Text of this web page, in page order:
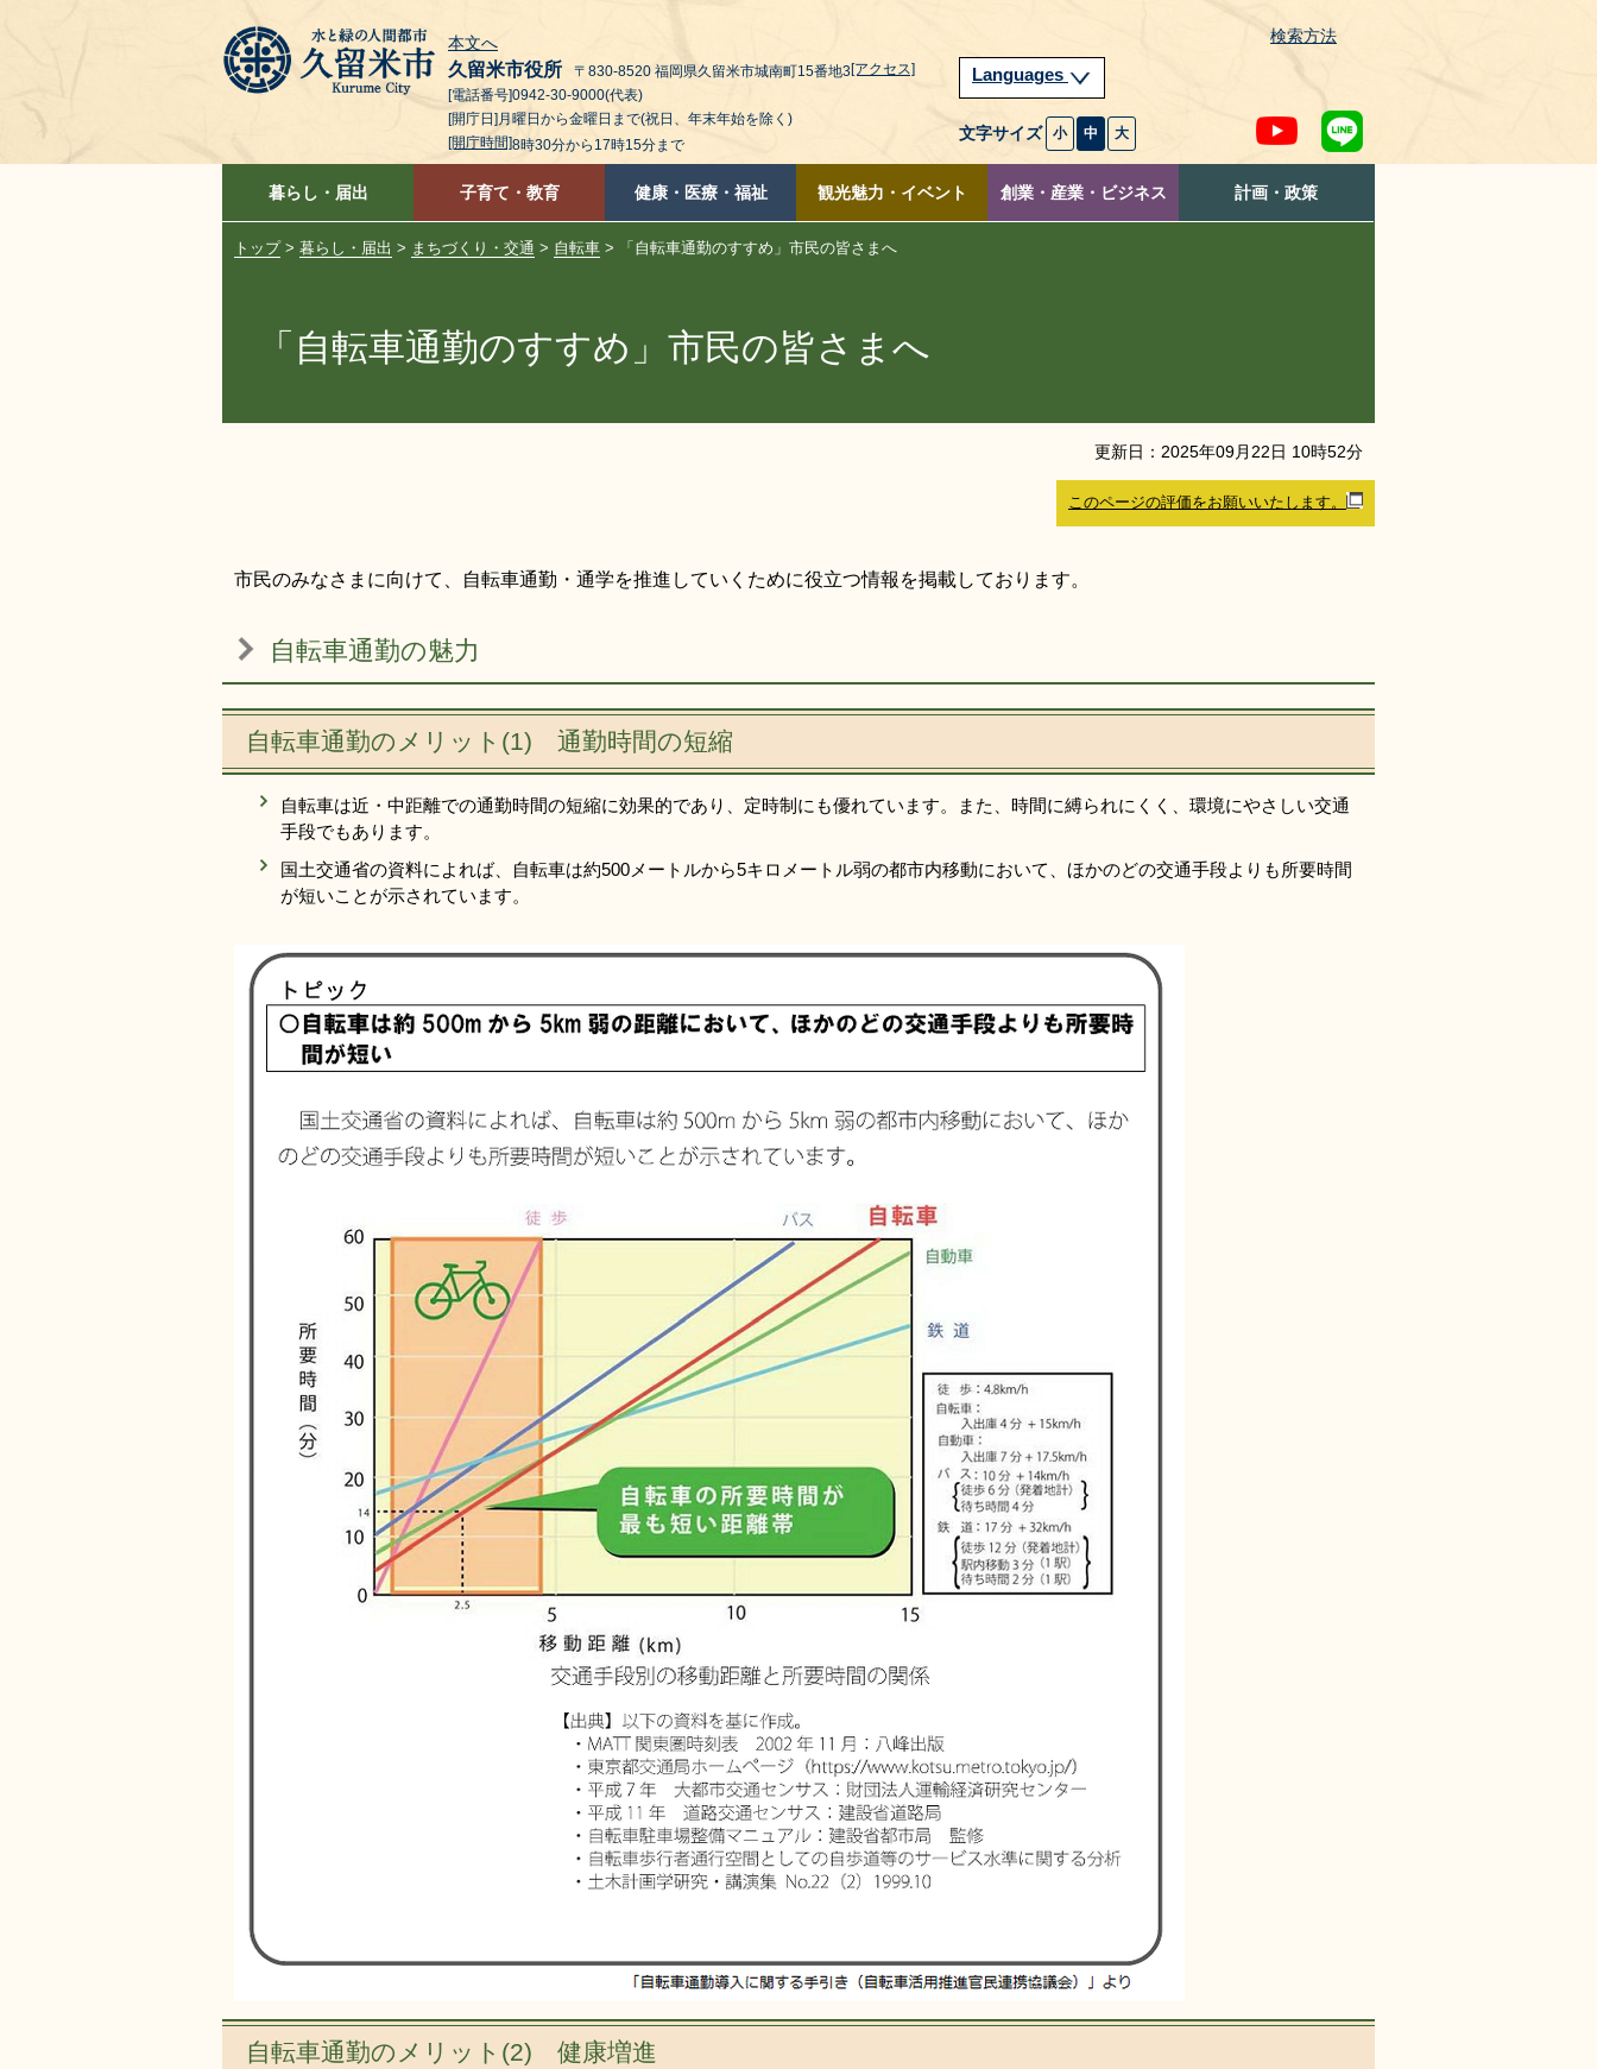
本文へ 検索方法
久留米市役所 〒830-8520 福岡県久留米市城南町15番地3[アクセス]
[電話番号]0942-30-9000(代表)
[開庁日]月曜日から金曜日まで(祝日、年末年始を除く)
[開庁時間]8時30分から17時15分まで
Languages
文字サイズ 小 中 大
暮らし・届出 子育て・教育 健康・医療・福祉 観光魅力・イベント 創業・産業・ビジネス 計画・政策
トップ> 暮らし・届出 > まちづくり・交通 > 自転車 > 「自転車通勤のすすめ」市民の皆さまへ
「自転車通勤のすすめ」市民の皆さまへ
更新日： 2025年09月 22日 10時52分
このページの評価をお願いいたします。
市民のみなさまに向けて、自転車通勤・通学を推進していくために役立つ情報を掲載しております。
自転車通勤の魅力
自転車通勤のメリット(1) 通勤時間の短縮
自転車は近・中距離での通勤時間の短縮に効果的であり、定時制にも優れています。また、時間に縛られにくく、環境にやさしい交通
手段でもあります。
国土交通省の資料によれば、自転車は約500メートルから5キロメートル弱の都市内移動において、ほかのどの交通手段よりも所要時間
が短いことが示されています。
自転車通勤のメリット(2) 健康増進